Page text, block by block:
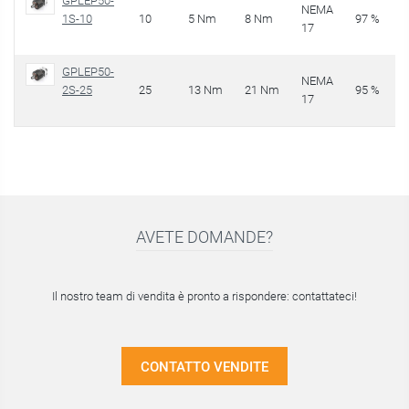
1S-10
10 5 Nm 8 Nm
NEMA
17
97 %
GPLEP50-
2S-25
25 13 Nm 21 Nm
NEMA
17
95 %
AVETE DOMANDE?
Il nostro team di vendita è pronto a rispondere: contattateci!
CONTATTO VENDITE